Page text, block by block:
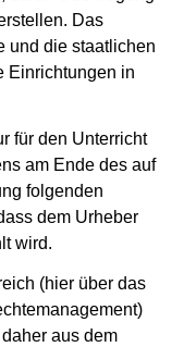
Das
und die staatlichen
Einrichtungen in
für den Unterricht
am Ende des auf
folgenden
dem Urheber
wird.
(hier über das
aus dem